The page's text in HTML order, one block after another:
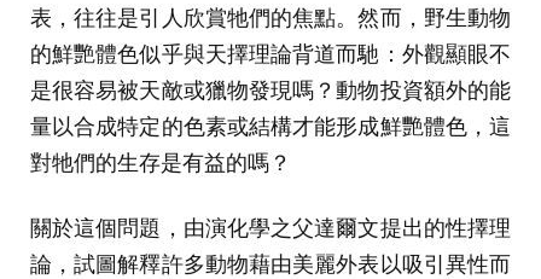
表，往往是引人欣賞牠們的焦點。然而，野生動物
的鮮艷體色似乎與天擇理論背道而馳：外觀顯眼不
是很容易被天敵或獵物發現嗎？動物投資額外的能
量以合成特定的色素或結構才能形成鮮艷體色，這
對牠們的生存是有益的嗎？
關於這個問題，由演化學之父達爾文提出的性擇理
論，試圖解釋許多動物藉由美麗外表以吸引異性而